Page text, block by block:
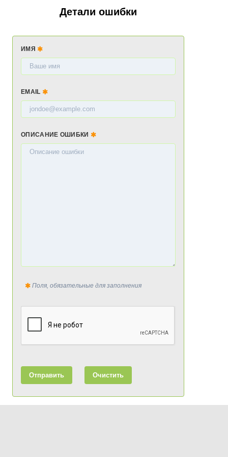
Детали ошибки
ИМЯ
EMAIL
ОПИСАНИЕ ОШИБКИ
Поля, обязательные для заполнения
Отправить Очистить